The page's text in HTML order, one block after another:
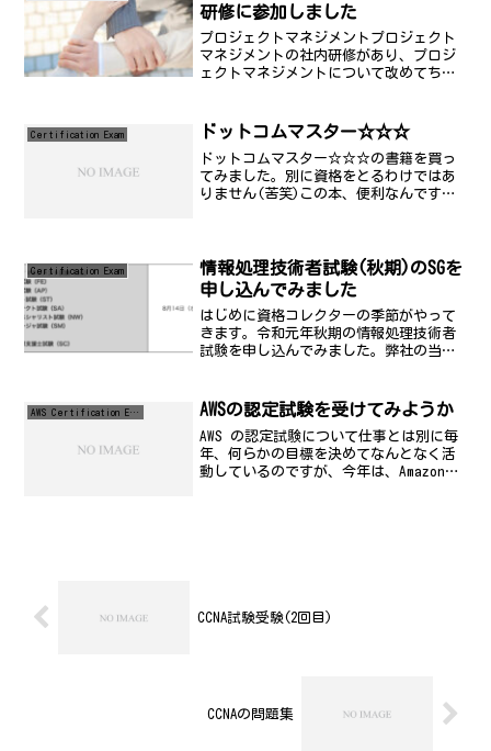
研修に参加しました
プロジェクトマネジメントプロジェクト
マネジメントの社内研修があり、プロジ
ェクトマネジメントについて改めてちょ
(PM)2015年4月の試験で、無事に試験を
パスしました(このあた...
Certification Exam ドットコムマスター☆☆☆
ドットコムマスター☆☆☆の書籍を買っ
てみました。別に資格をとるわけではあ
りません(苦笑)この本、便利なんです。
と。資格そのものにそれ...
Certification Exam
情報処理技術者試験(秋期)のSGを
申し込んでみました
はじめに資格コレクターの季節がやって
きます。令和元年秋期の情報処理技術者
試験を申し込んでみました。弊社の当部
とで。試験の選択この中の試験で合格し
ていないのは、 情報セキ...
AWS Certification Exam AWSの認定試験を受けてみようか
AWS の認定試験について仕事とは別に毎
年、何らかの目標を決めてなんとなく活
動しているのですが、今年は、Amazon
CCNA試験受験(2回目)
CCNAの問題集